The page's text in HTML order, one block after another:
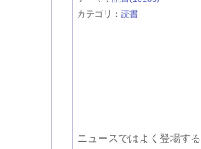
カテゴリ： 読書
ニュースではよく登場す